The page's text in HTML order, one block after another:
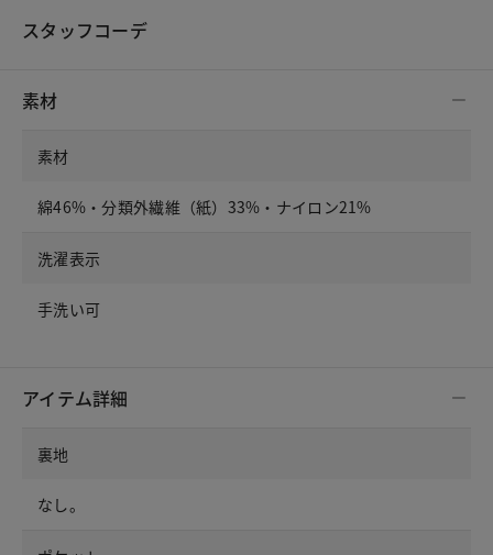
スタッフコーデ
素材
素材
綿46%・分類外繊維（紙）33%・ナイロン21%
洗濯表示
手洗い可
アイテム詳細
裏地
なし。